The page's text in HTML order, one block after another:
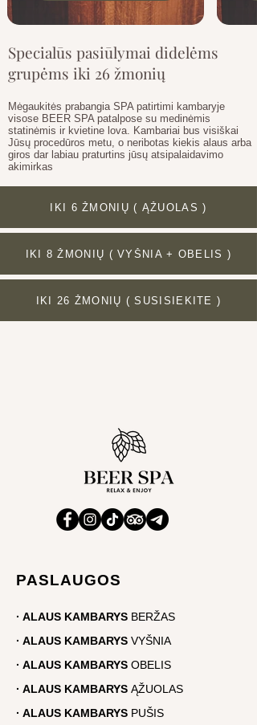
Specialūs pasiūlymai didelėms
grupėms iki 26 žmonių
Mėgaukitės prabangia SPA patirtimi kambaryje
visose BEER SPA patalpose su medinėmis
statinėmis ir kvietine lova. Kambariai bus visiškai
Jūsų procedūros metu, o neribotas kiekis alaus arba
giros dar labiau praturtins jūsų atsipalaidavimo
akimirkas
IKI 6 ŽMONIŲ ( ĄŽUOLAS )
IKI 8 ŽMONIŲ ( VYŠNIA + OBELIS )
IKI 26 ŽMONIŲ ( SUSISIEKITE )
PASLAUGOS
· ALAUS KAMBARYS BERŽAS
· ALAUS KAMBARYS VYŠNIA
· ALAUS KAMBARYS OBELIS
· ALAUS KAMBARYS ĄŽUOLAS
· ALAUS KAMBARYS PUŠIS